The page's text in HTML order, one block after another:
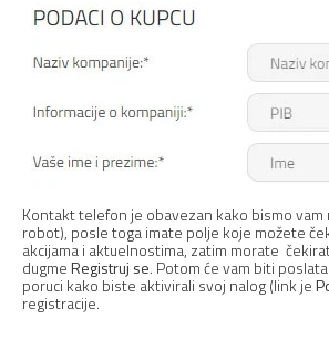
Kontakt telefon je obavezan kako bismo vam
robot), posle toga imate polje koje možete
akcijama i aktuelnostima, zatim morate
dugmeRegistruj se. Potom će vam biti
poruci kako biste aktivirali svoj nalog (link je
registracije.